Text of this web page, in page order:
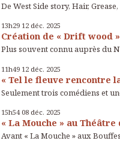
De West Side story, Hair, Grease,
13h29 12 déc. 2025
Création de « Drift wood
Plus souvent connu auprès du
11h49 12 déc. 2025
« Tel le fleuve rencontre
Seulement trois comédiens et
15h54 08 déc. 2025
« La Mouche » au
Avant « La Mouche » aux